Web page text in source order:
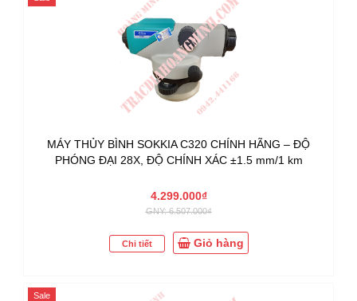
MÁY THỦY BÌNH SOKKIA C320 CHÍNH HÃNG – ĐỘ
PHÓNG ĐẠI 28X, ĐỘ CHÍNH XÁC ±1.5 mm/1 km
4.299.000₫
GNY: 6.507.000₫
Chi tiết Giỏ hàng
Sale